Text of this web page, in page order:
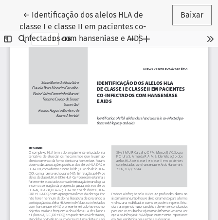
← Voltar aos Detalhes do Artigo
Identificação dos alelos HLA de
classe I e classe II em pacientes co-
infectados com hanseníase e AIDS
Baixar